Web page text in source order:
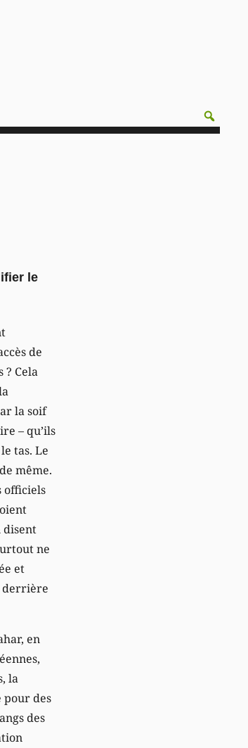
le
de
Cela
la soif
– qu’ils
tas. Le
même.
officiels
disent
ne
et
derrière
en
la
pour des
des